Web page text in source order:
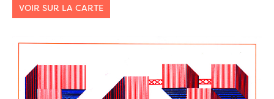
VOIR SUR LA CARTE